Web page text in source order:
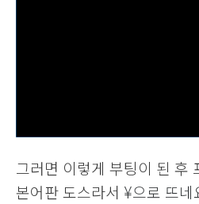
그러면 이렇게 부팅이 된 후
본어판 도스라서 ¥으로 뜨네